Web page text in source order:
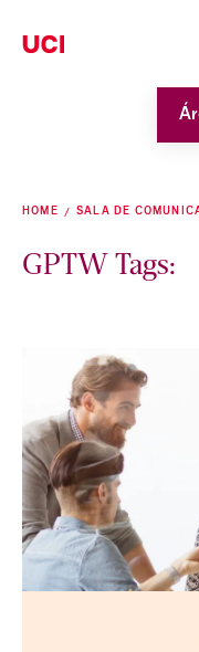
HOME SALA DE
GPTW Tags: